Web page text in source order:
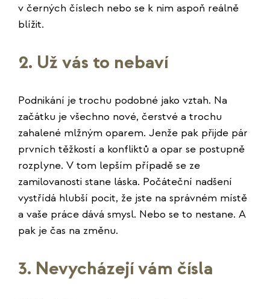
v černých číslech nebo se k nim aspoň reálně
blížit.
2. Už vás to nebaví
Podnikání je trochu podobné jako vztah. Na
začátku je všechno nové, čerstvé a trochu
zahalené mlžným oparem. Jenže pak přijde pár
prvních těžkostí a konfliktů a opar se postupně
rozplyne. V tom lepším případě se ze
zamilovanosti stane láska. Počáteční nadšení
vystřídá hlubší pocit, že jste na správném místě
a vaše práce dává smysl. Nebo se to nestane. A
pak je čas na změnu.
3. Nevycházejí vám čísla